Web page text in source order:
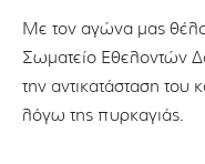
Με τον αγώνα μας
Σωματείο Εθελοντών
την αντικατάσταση του
λόγω της πυρκαγιάς.